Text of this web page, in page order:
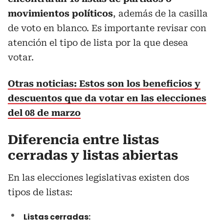
movimientos políticos, además de la casilla
de voto en blanco. Es importante revisar con
atención el tipo de lista por la que desea
votar.
Otras noticias: Estos son los beneficios y
descuentos que da votar en las elecciones
del 08 de marzo
Diferencia entre listas
cerradas y listas abiertas
En las elecciones legislativas existen dos
tipos de listas:
Listas cerradas: